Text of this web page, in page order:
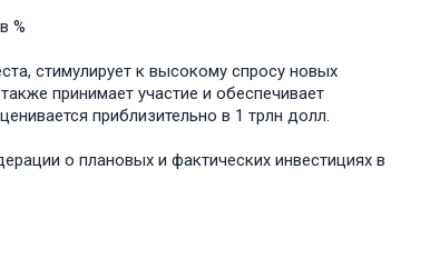
%
стимулирует к высокому спросу новых
принимает участие и обеспечивает
приблизительно в 1 трлн долл.
о плановых и фактических инвестициях в